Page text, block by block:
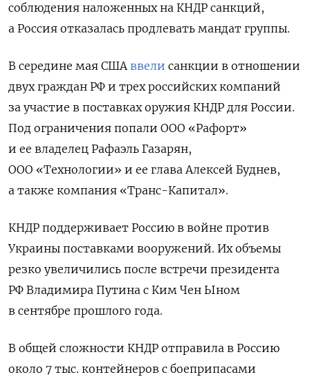
соблюдения наложенных на КНДР санкций,
а Россия отказалась продлевать мандат группы.
В середине мая США ввели санкции в отношении
двух граждан РФ и трех российских компаний
за участие в поставках оружия КНДР для России.
Под ограничения попали ООО «Рафорт»
и ее владелец Рафаэль Газарян,
ООО «Технологии» и ее глава Алексей Буднев,
а также компания «Транс-Капитал».
КНДР поддерживает Россию в войне против
Украины поставками вооружений. Их объемы
резко увеличились после встречи президента
РФ Владимира Путина с Ким Чен Ыном
в сентябре прошлого года.
В общей сложности КНДР отправила в Россию
около 7 тыс. контейнеров с боеприпасами